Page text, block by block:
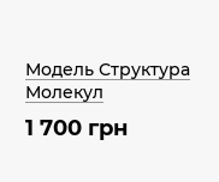
Модель Структура
Молекул
1 700 грн